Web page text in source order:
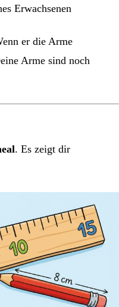
Erwachsenen
er die Arme
Arme sind noch
. Es zeigt dir